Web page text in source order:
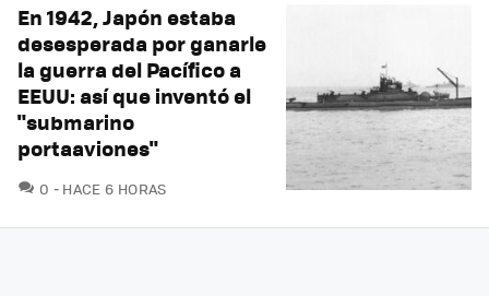
En 1942, Japón estaba
desesperada por ganarle
la guerra del Pacífico a
EEUU: así que inventó el
"submarino
portaaviones"
0 COMENTARIOS
HACE 6 HORAS